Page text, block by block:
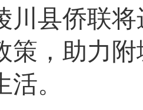
侨联将
策，助力
。